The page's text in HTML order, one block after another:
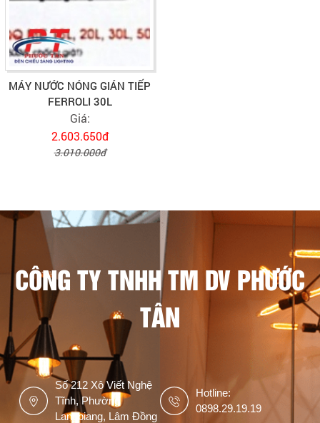
MÁY NƯỚC NÓNG GIÁN TIẾP
FERROLI 30L
Giá:
2.603.650đ
3.010.000đ
CÔNG TY TNHH TM DV PHƯỚC
TÂN
Số 212 Xô Viết Nghệ
Tĩnh, Phường
Langbiang, Lâm Đồng
Hotline:
0898.29.19.19